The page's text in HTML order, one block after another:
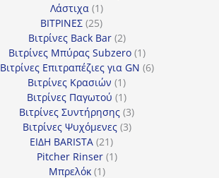
Λάστιχα 11
προϊόν
ΒΙΤΡΙΝΕΣ 2525
προϊόντα
Βιτρίνες Back Bar 22
προϊόντα
Βιτρίνες Mπύρας Subzero 11
προϊόν
Βιτρίνες Επιτραπέζιες για GN 66
Βιτρίνες Κρασιών 11
προϊόν
Βιτρίνες Παγωτού 11
προϊόν
Βιτρίνες Συντήρησης 33
προϊόντα
Βιτρίνες Ψυχόμενες 33
ΕΙΔΗ BARISTA 2121
προϊόντα
Pitcher Rinser 11
Μπρελόκ 11